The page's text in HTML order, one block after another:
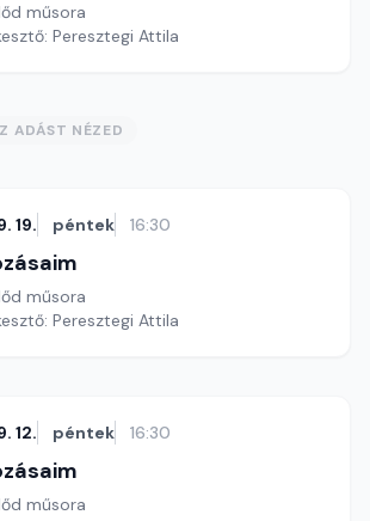
műsora
Peresztegi Attila
ADÁST NÉZED
19. péntek 16:30
műsora
Peresztegi Attila
12. péntek 16:30
műsora